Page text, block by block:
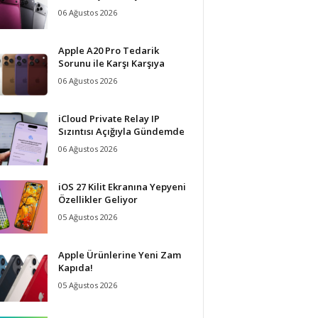
06 Ağustos 2026
Apple A20 Pro Tedarik
Sorunu ile Karşı Karşıya
06 Ağustos 2026
iCloud Private Relay IP
Sızıntısı Açığıyla Gündemde
06 Ağustos 2026
iOS 27 Kilit Ekranına Yepyeni
Özellikler Geliyor
05 Ağustos 2026
Apple Ürünlerine Yeni Zam
Kapıda!
05 Ağustos 2026